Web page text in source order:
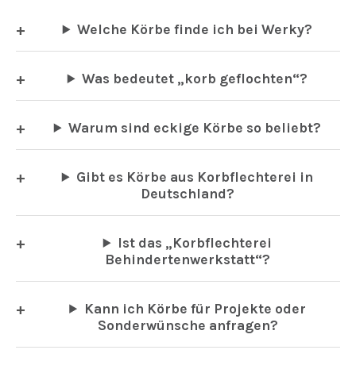
Welche Körbe finde ich bei Werky?
Was bedeutet „korb geflochten“?
Warum sind eckige Körbe so beliebt?
Gibt es Körbe aus Korbflechterei in
Deutschland?
Ist das „Korbflechterei
Behindertenwerkstatt“?
Kann ich Körbe für Projekte oder
Sonderwünsche anfragen?